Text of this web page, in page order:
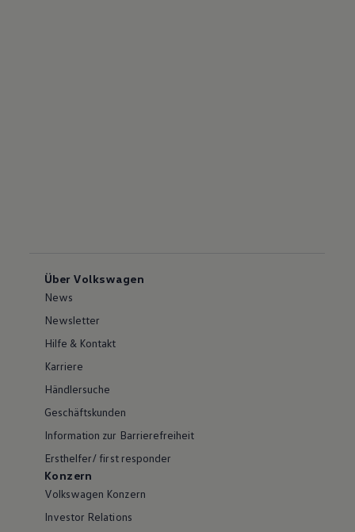
Über Volkswagen
News
Newsletter
Hilfe & Kontakt
Karriere
Händlersuche
Geschäftskunden
Information zur Barrierefreiheit
Ersthelfer/ first responder
Konzern
Volkswagen Konzern
Investor Relations